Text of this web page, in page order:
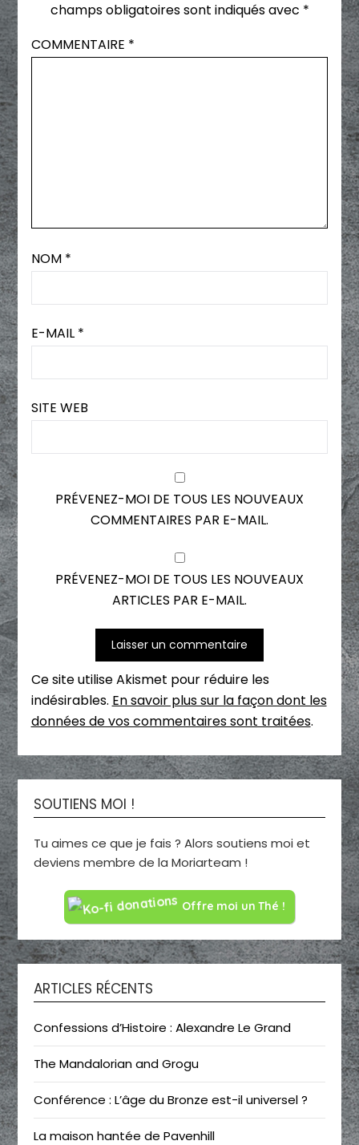
champs obligatoires sont indiqués avec *
COMMENTAIRE *
NOM *
E-MAIL *
SITE WEB
PRÉVENEZ-MOI DE TOUS LES NOUVEAUX
COMMENTAIRES PAR E-MAIL.
PRÉVENEZ-MOI DE TOUS LES NOUVEAUX
ARTICLES PAR E-MAIL.
Ce site utilise Akismet pour réduire les
indésirables. En savoir plus sur la façon dont les
données de vos commentaires sont traitées.
SOUTIENS MOI !
Tu aimes ce que je fais ? Alors soutiens moi et
deviens membre de la Moriarteam !
Offre moi un Thé !
ARTICLES RÉCENTS
Confessions d’Histoire : Alexandre Le Grand
The Mandalorian and Grogu
Conférence : L’âge du Bronze est-il universel ?
La maison hantée de Pavenhill